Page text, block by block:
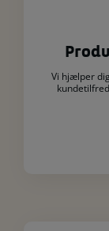
Vi hjælper